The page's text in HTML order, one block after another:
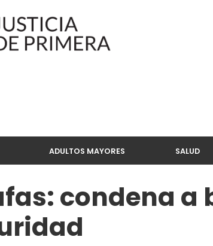
ADULTOS MAYORES SALUD
condena